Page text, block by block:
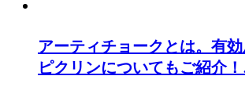
アーティチョークとは。有
ピクリンについてもご紹介